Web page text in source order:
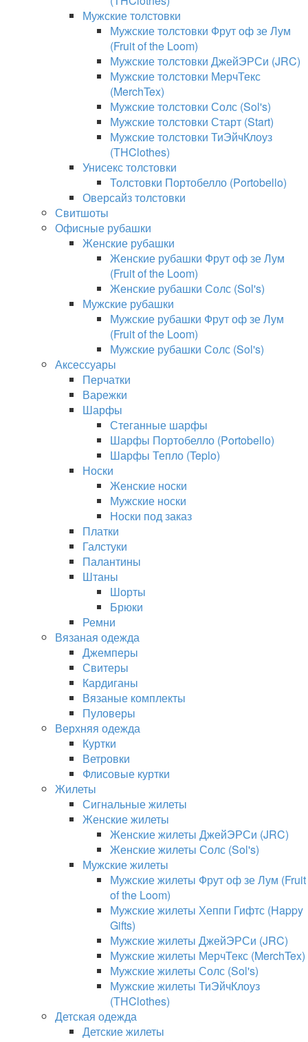
Мужские толстовки
Мужские толстовки Фрут оф зе Лум
(Fruit of the Loom)
Мужские толстовки ДжейЭРСи (JRC)
Мужские толстовки МерчТекс
(MerchTex)
Мужские толстовки Солс (Sol's)
Мужские толстовки Старт (Start)
Мужские толстовки ТиЭйчКлоуз
(THClothes)
Унисекс толстовки
Толстовки Портобелло (Portobello)
Оверсайз толстовки
Свитшоты
Офисные рубашки
Женские рубашки
Женские рубашки Фрут оф зе Лум
(Fruit of the Loom)
Женские рубашки Солс (Sol's)
Мужские рубашки
Мужские рубашки Фрут оф зе Лум
(Fruit of the Loom)
Мужские рубашки Солс (Sol's)
Аксессуары
Перчатки
Варежки
Шарфы
Стеганные шарфы
Шарфы Портобелло (Portobello)
Шарфы Тепло (Teplo)
Носки
Женские носки
Мужские носки
Носки под заказ
Платки
Галстуки
Палантины
Штаны
Шорты
Брюки
Ремни
Вязаная одежда
Джемперы
Свитеры
Кардиганы
Вязаные комплекты
Пуловеры
Верхняя одежда
Куртки
Ветровки
Флисовые куртки
Жилеты
Сигнальные жилеты
Женские жилеты
Женские жилеты ДжейЭРСи (JRC)
Женские жилеты Солс (Sol's)
Мужские жилеты
Мужские жилеты Фрут оф зе Лум (Fruit
of the Loom)
Мужские жилеты Хеппи Гифтс (Happy
Gifts)
Мужские жилеты ДжейЭРСи (JRC)
Мужские жилеты МерчТекс (MerchTex)
Мужские жилеты Солс (Sol's)
Мужские жилеты ТиЭйчКлоуз
(THClothes)
Детская одежда
Детские жилеты